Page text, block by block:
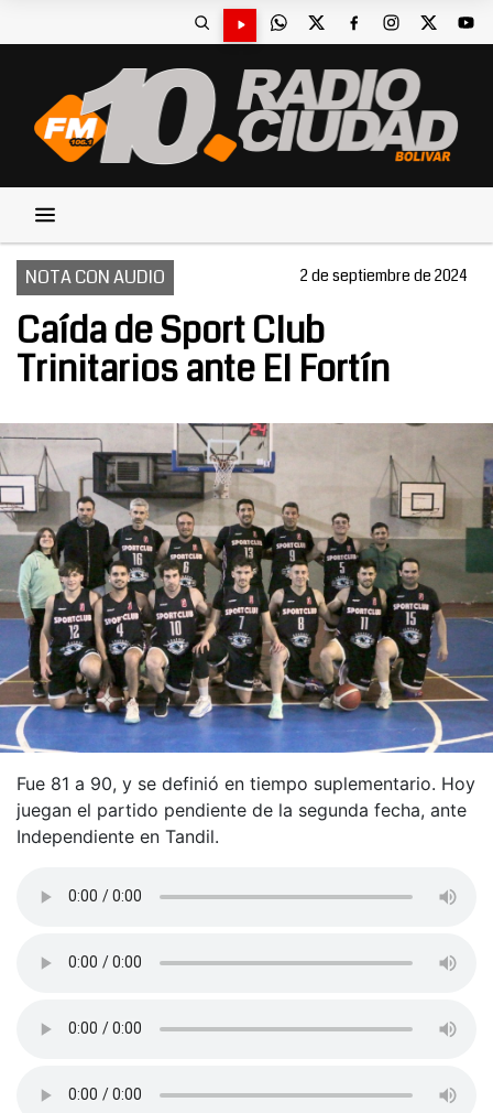
NOTA CON AUDIO 2 de septiembre de 2024
Caída de Sport Club
Trinitarios ante El Fortín
Fue 81 a 90, y se definió en tiempo suplementario. Hoy
juegan el partido pendiente de la segunda fecha, ante
Independiente en Tandil.